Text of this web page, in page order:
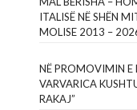
ITALISË NË SHËN
MOLISE 2013 –
NË PROMOVIMIN E
VARVARICA
RAKAJ”